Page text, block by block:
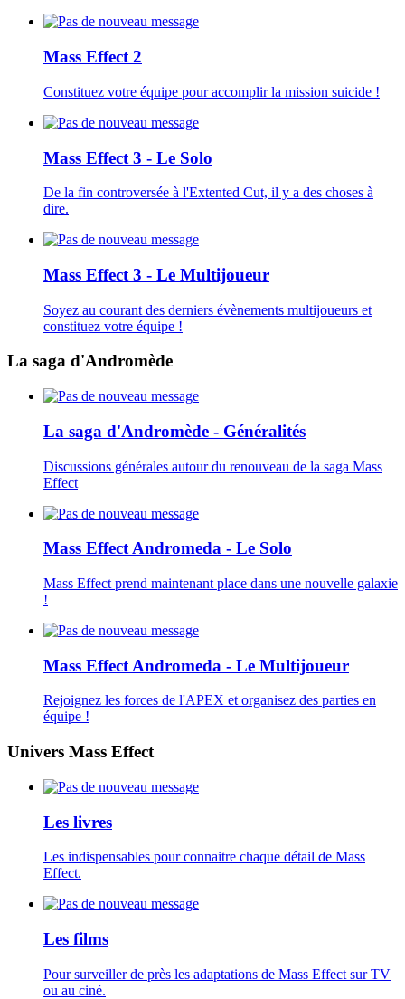
Mass Effect 2
Constituez votre équipe pour accomplir la mission suicide !
Mass Effect 3 - Le Solo
De la fin controversée à l'Extented Cut, il y a des choses à
dire.
Mass Effect 3 - Le Multijoueur
Soyez au courant des derniers évènements multijoueurs et
constituez votre équipe !
La saga d'Andromède
La saga d'Andromède - Généralités
Discussions générales autour du renouveau de la saga Mass
Effect
Mass Effect Andromeda - Le Solo
Mass Effect prend maintenant place dans une nouvelle galaxie
!
Mass Effect Andromeda - Le Multijoueur
Rejoignez les forces de l'APEX et organisez des parties en
équipe !
Univers Mass Effect
Les livres
Les indispensables pour connaitre chaque détail de Mass
Effect.
Les films
Pour surveiller de près les adaptations de Mass Effect sur TV
ou au ciné.